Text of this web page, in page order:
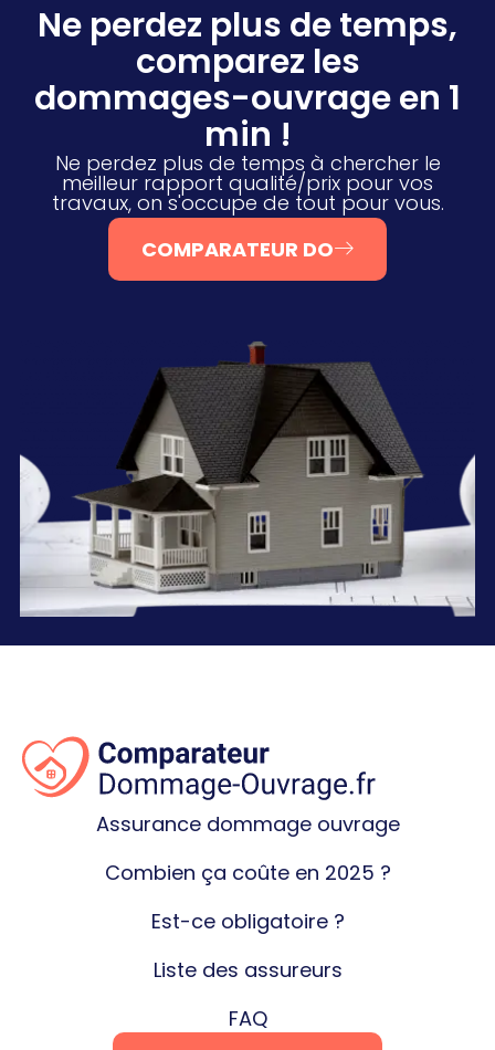
Ne perdez plus de temps,
comparez les
dommages-ouvrage en 1
min !
Ne perdez plus de temps à chercher le
meilleur rapport qualité/prix pour vos
travaux, on s'occupe de tout pour vous.
COMPARATEUR DO
Assurance dommage ouvrage
Combien ça coûte en 2025 ?
Est-ce obligatoire ?
Liste des assureurs
FAQ